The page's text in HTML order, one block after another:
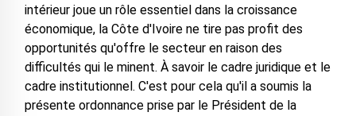
intérieur joue un rôle essentiel dans la croissance
économique, la Côte d'Ivoire ne tire pas profit des
opportunités qu'offre le secteur en raison des
difficultés qui le minent. À savoir le cadre juridique et le
cadre institutionnel. C'est pour cela qu'il a soumis la
présente ordonnance prise par le Président de la